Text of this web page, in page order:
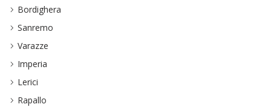
Bordighera
Sanremo
Varazze
Imperia
Lerici
Rapallo